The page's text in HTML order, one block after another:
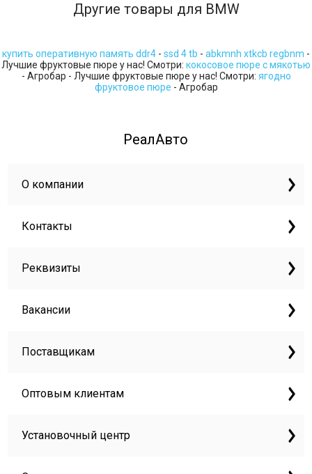
Другие товары для BMW
купить оперативную память ddr4 - ssd 4 tb - abkmnh xtkcb regbnm -
Лучшие фруктовые пюре у нас! Смотри: кокосовое пюре с мякотью
- Агробар - Лучшие фруктовые пюре у нас! Смотри: ягодно
фруктовое пюре - Агробар
РеалАвто
О компании
Контакты
Реквизиты
Вакансии
Поставщикам
Оптовым клиентам
Установочный центр